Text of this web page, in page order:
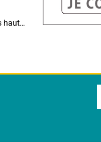
Incendies dans le Sud-Est : la situation reste sous haute surveillance